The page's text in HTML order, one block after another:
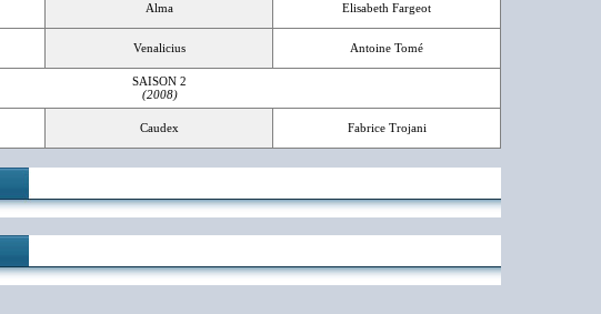
Alma Elisabeth Fargeot
Venalicius Antoine Tomé
SAISON 2
(2008)
Caudex Fabrice Trojani